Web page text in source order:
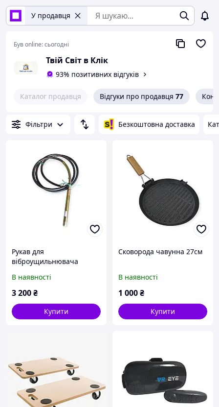
У продавця
Був online:сьогодні
Твій Світ в Клік
93% позитивних відгуків
Каталог продавця Відгуки про продавця 77
Фільтри Безкоштовна доставка
Рукав для
віброущильнювача
BR1500 6м
В наявності
3 200₴
Купити
Сковорода чавунна 27см
В наявності
1 000₴
Купити